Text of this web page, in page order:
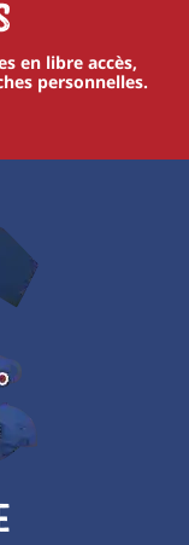
en libre accès,
personnelles.